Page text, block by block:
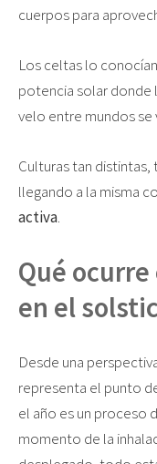
cuerpos para
Los celtas lo
potencia solar donde
velo entre mundos se
Culturas tan
llegando a la misma
activa.
Qué
en el
Desde una
representa el punto
el año es un proceso
momento de la